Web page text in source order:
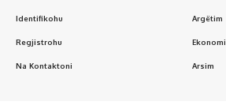
Identifikohu
Regjistrohu
Na Kontaktoni
Argëtim
Ekonomi
Arsim